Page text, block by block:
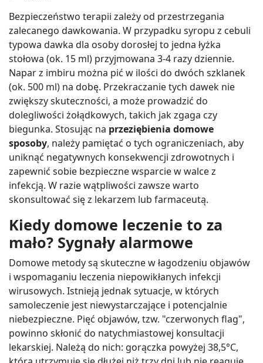
Bezpieczeństwo terapii zależy od przestrzegania
zalecanego dawkowania. W przypadku syropu z cebuli
typowa dawka dla osoby dorosłej to jedna łyżka
stołowa (ok. 15 ml) przyjmowana 3-4 razy dziennie.
Napar z imbiru można pić w ilości do dwóch szklanek
(ok. 500 ml) na dobę. Przekraczanie tych dawek nie
zwiększy skuteczności, a może prowadzić do
dolegliwości żołądkowych, takich jak zgaga czy
biegunka. Stosując na przeziębienia domowe
sposoby, należy pamiętać o tych ograniczeniach, aby
uniknąć negatywnych konsekwencji zdrowotnych i
zapewnić sobie bezpieczne wsparcie w walce z
infekcją. W razie wątpliwości zawsze warto
skonsultować się z lekarzem lub farmaceutą.
Kiedy domowe leczenie to za
mało? Sygnały alarmowe
Domowe metody są skuteczne w łagodzeniu objawów
i wspomaganiu leczenia niepowikłanych infekcji
wirusowych. Istnieją jednak sytuacje, w których
samoleczenie jest niewystarczające i potencjalnie
niebezpieczne. Pięć objawów, tzw. "czerwonych flag",
powinno skłonić do natychmiastowej konsultacji
lekarskiej. Należą do nich: gorączka powyżej 38,5°C,